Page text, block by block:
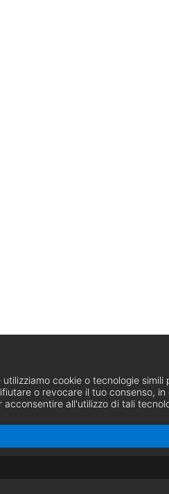
cookie o tecnologie
o revocare il tuo consenso, in
acconsentire all'utilizzo di tali